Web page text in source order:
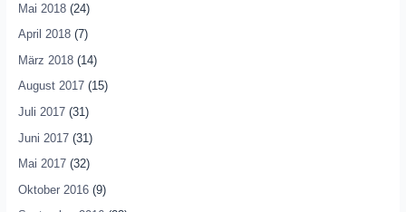
Mai 2018(24)
April 2018(7)
März 2018(14)
August 2017(15)
Juli 2017(31)
Juni 2017(31)
Mai 2017(32)
Oktober 2016(9)